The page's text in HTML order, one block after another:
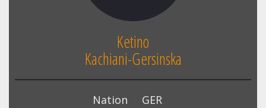
Ketino
Kachiani-Gersinska
Nation
GER